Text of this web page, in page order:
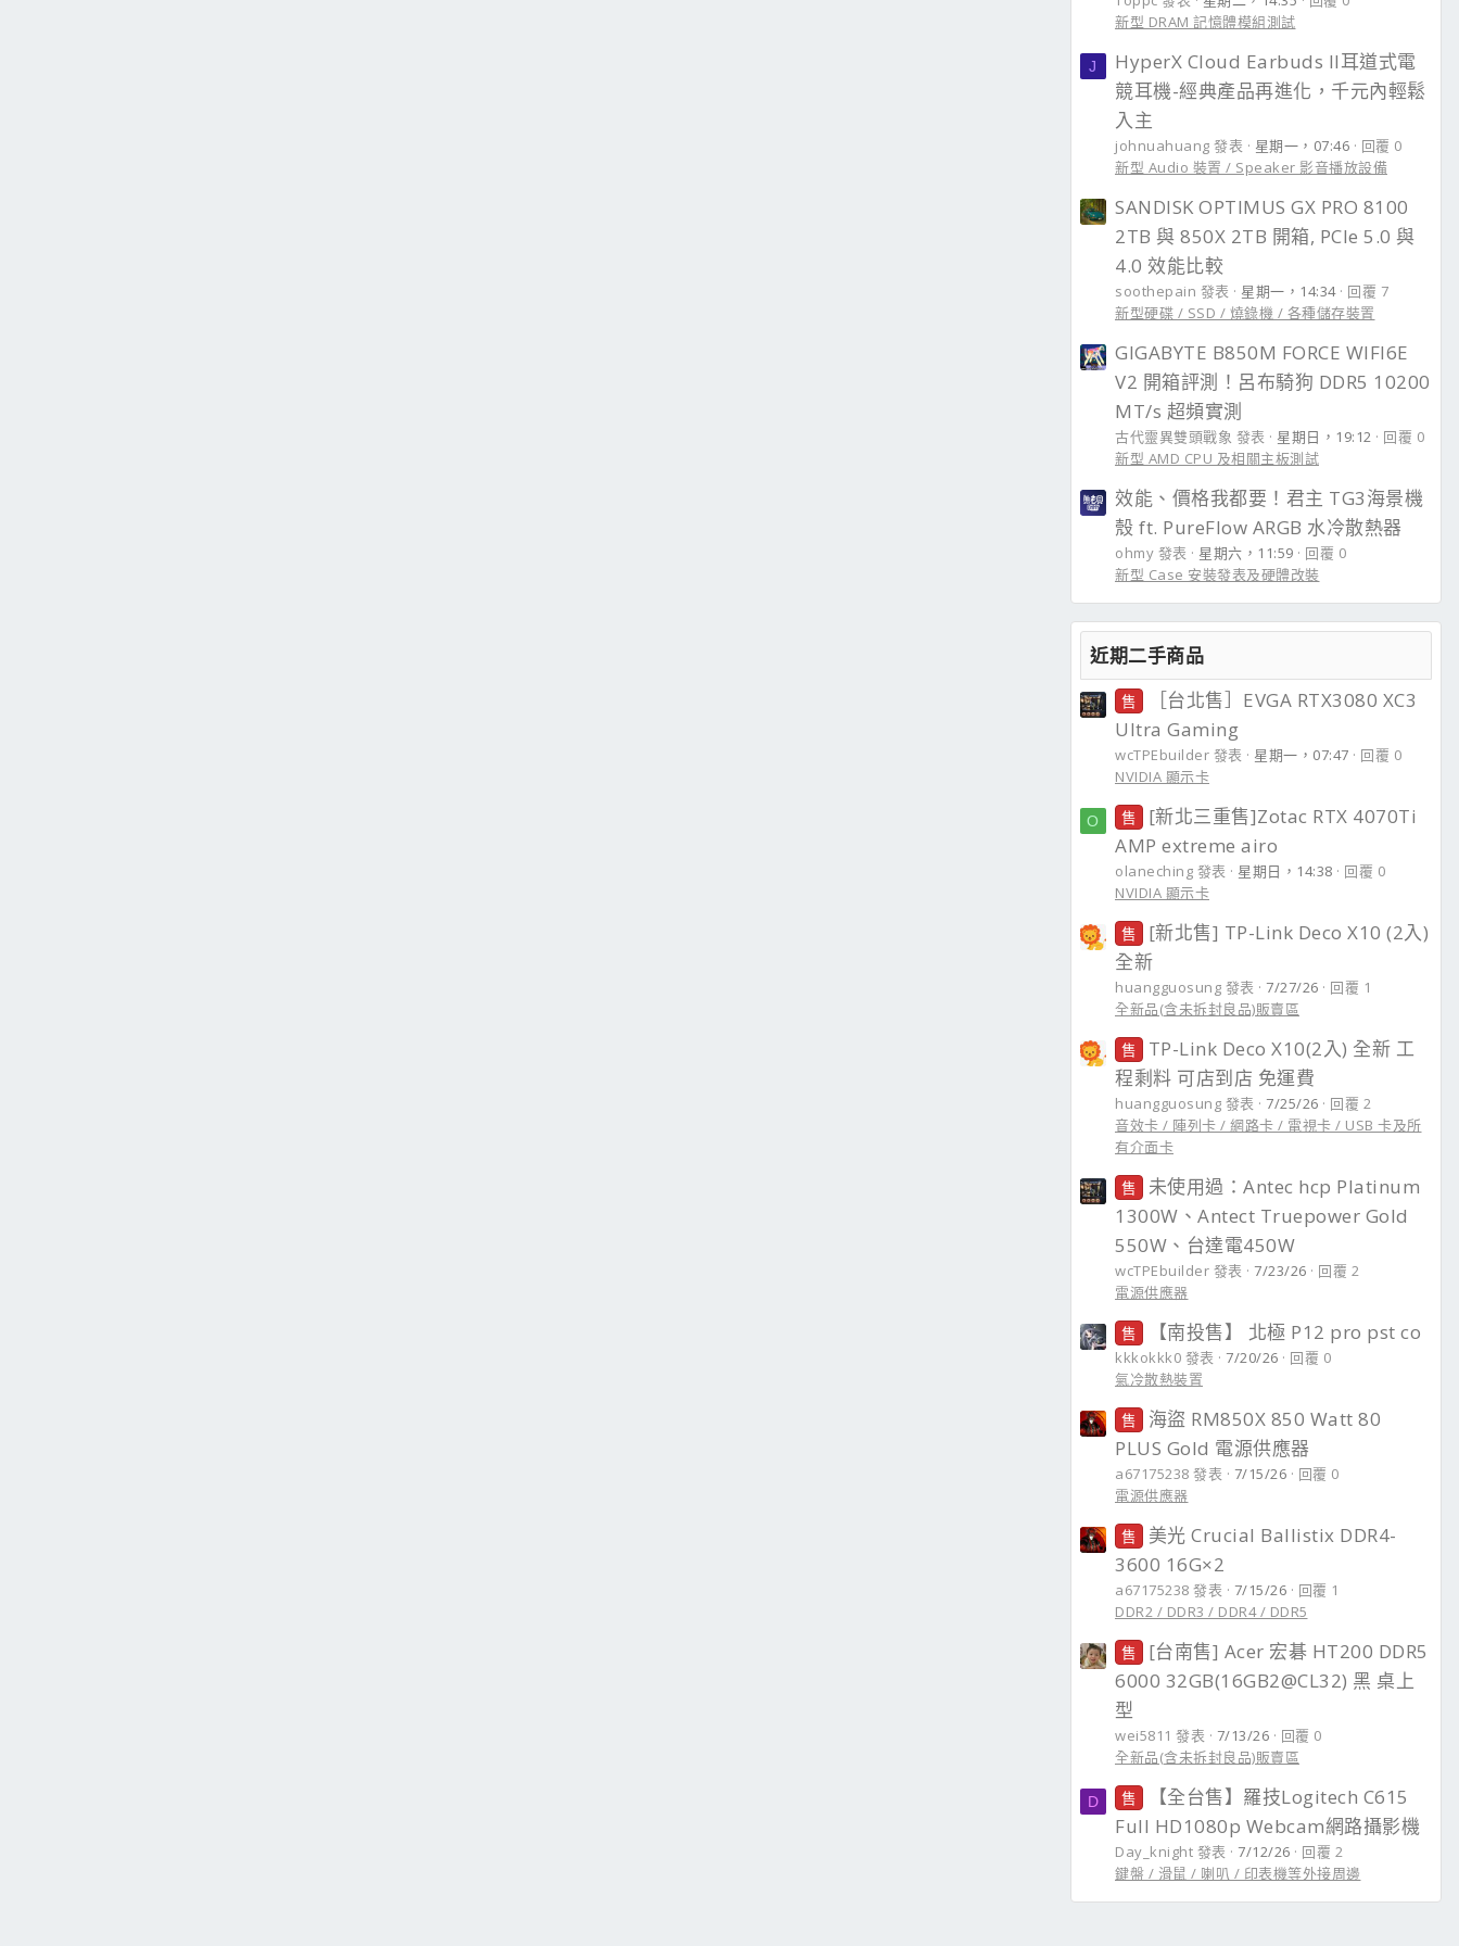
新型 DRAM 記憶體模組測試
J
HyperX Cloud Earbuds II耳道式電
競耳機-經典產品再進化，千元內輕鬆
入主
johnuahuang 發表 星期一，07:46
回覆 0
新型 Audio 裝置 / Speaker 影音播放設備
SANDISK OPTIMUS GX PRO 8100
2TB 與 850X 2TB 開箱, PCIe 5.0 與
4.0 效能比較
soothepain 發表 星期一，14:34
回覆 7
新型硬碟 / SSD / 燒錄機 / 各種儲存裝置
GIGABYTE B850M FORCE WIFI6E
V2 開箱評測！呂布騎狗 DDR5 10200
MT/s 超頻實測
古代靈異雙頭戰象 發表 星期日，19:12
回覆 0
新型 AMD CPU 及相關主板測試
效能、價格我都要！君主 TG3海景機
殼 ft. PureFlow ARGB 水冷散熱器
ohmy 發表 星期六，11:59
回覆 0
新型 Case 安裝發表及硬體改裝
近期二手商品
售
［台北售］EVGA RTX3080 XC3
Ultra Gaming
wcTPEbuilder 發表 星期一，07:47
回覆 0
NVIDIA 顯示卡
O 售
[新北三重售]Zotac RTX 4070Ti
AMP extreme airo
olaneching 發表 星期日，14:38
回覆 0
NVIDIA 顯示卡
售
[新北售] TP-Link Deco X10 (2入)
全新
huangguosung 發表 7/27/26
回覆 1
全新品(含未拆封良品)販賣區
售
TP-Link Deco X10(2入) 全新 工
程剩料 可店到店 免運費
huangguosung 發表 7/25/26
回覆 2
音效卡 / 陣列卡 / 網路卡 / 電視卡 / USB 卡及所
有介面卡
售
未使用過：Antec hcp Platinum
1300W、Antect Truepower Gold
550W、台達電450W
wcTPEbuilder 發表 7/23/26
回覆 2
電源供應器
售 【南投售】 北極 P12 pro pst co
kkkokkk0 發表 7/20/26
回覆 0
氣冷散熱裝置
售
海盜 RM850X 850 Watt 80
PLUS Gold 電源供應器
a67175238 發表 7/15/26
回覆 0
電源供應器
售
美光 Crucial Ballistix DDR4-
3600 16G×2
a67175238 發表 7/15/26
回覆 1
DDR2 / DDR3 / DDR4 / DDR5
售
[台南售] Acer 宏碁 HT200 DDR5
6000 32GB(16GB2@CL32) 黑 桌上
型
wei5811 發表 7/13/26
回覆 0
全新品(含未拆封良品)販賣區
D 售
【全台售】羅技Logitech C615
Full HD1080p Webcam網路攝影機
Day_knight 發表 7/12/26
回覆 2
鍵盤 / 滑鼠 / 喇叭 / 印表機等外接周邊